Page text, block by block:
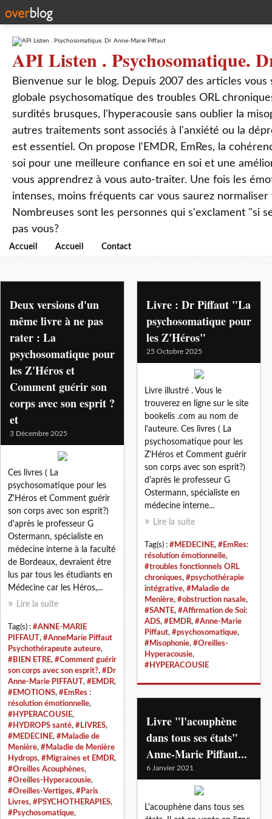
API Listen . Psychosomatique.
Bienvenue sur le blog. Depuis 2007 des articles
globale psychosomatique des troubles ORL
surdités brusques, l'hyperacousie sans oublier la
autres traitements sont associés à l'anxiété ou la
est essentiel. On propose l'EMDR, EmRes, la
soi pour une meilleure confiance en soi et une
vous apprendrez à vous auto-traiter. Une fois les
intenses, moins fréquents car vous saurez
Nombreuses sont les personnes qui s'exclament "si
pas vous?
Accueil Accueil Contact
anne-marie piffaut
Deux versions d'un
même livre à ne pas
rater : La
psychosomatique pour
les Z'Héros et
Comment guérir son
corps avec son esprit ?
et
3 Décembre 2025
Ces livres ( La
psychosomatique pour les
Z'Héros et Comment guérir
son corps avec son esprit?)
d'après le professeur G
Ostermann, spécialiste en
médecine interne à la faculté
de Bordeaux, devraient être
lus par tous les étudiants en
Médecine car les Héros,...
Lire la suite
Tag(s) : #ANNE-MARIE
PIFFAUT, #AnneMarie Piffaut
Psychothérapeute auteure,
#BIEN ETRE, #Comment guérir
son corps avec son esprit?, #Dr
Anne-Marie PIFFAUT, #EMDR,
#EMOTIONS, #EmRes :
résolution émotionnelle,
#HYPERACOUSIE,
#HYDROPS santé, #LIVRES,
#MEDECINE, #Maladie de
Menière, #Maladie de Menière
Hydrops, #Migraines et EMDR,
#Oreilles Acouphènes,
#Oreilles-Hyperacousie,
#Oreilles-Vertiges, #Paris
Livres, #PSYCHOTHERAPIES,
#Psychosomatique,
Livre : Dr Piffaut "La
psychosomatique pour
les Z'Héros"
25 Octobre 2025
Livre illustré . Vous le
trouverez en ligne sur le site
bookelis .com au nom de
l'auteure. Ces livres ( La
psychosomatique pour les
Z'Héros et Comment guérir
son corps avec son esprit?)
d'après le professeur G
Ostermann, spécialiste en
médecine interne...
Lire la suite
Tag(s) : #MEDECINE, #EmRes:
résolution émotionnelle,
#troubles fonctionnels ORL
chroniques, #psychothérapie
intégrative, #Maladie de
Menière, #obstruction nasale,
#SANTE, #Affirmation de Soi:
ADS, #EMDR, #Anne-Marie
Piffaut, #psychosomatique,
#Misophonie, #Oreilles-
Hyperacousie,
#HYPERACOUSIE
Livre "l'acouphène
dans tous ses états"
Anne-Marie Piffaut...
6 Janvier 2021
L'acouphène dans tous ses